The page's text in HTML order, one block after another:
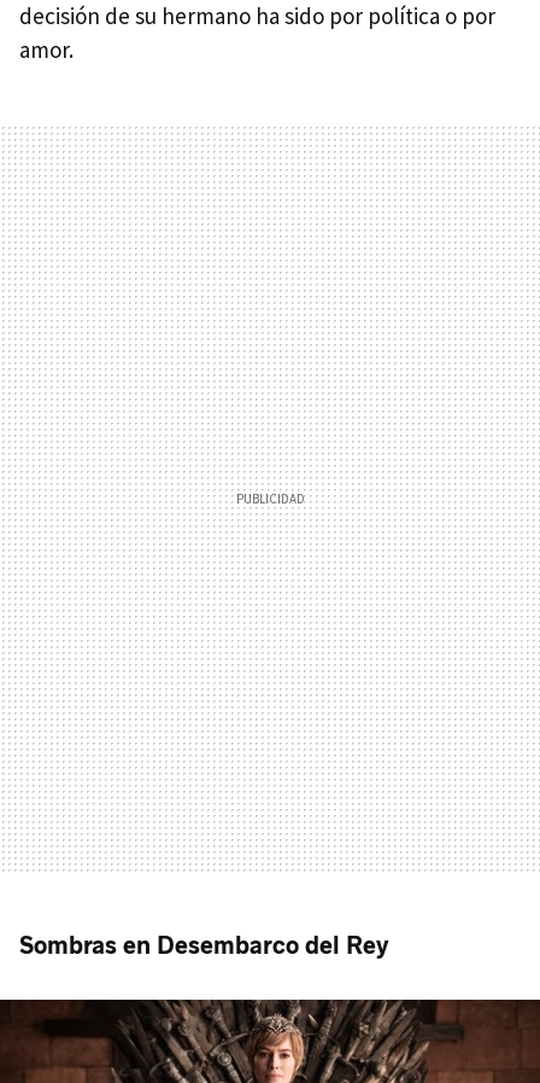
decisión de su hermano ha sido por política o por
amor.
Sombras en Desembarco del Rey